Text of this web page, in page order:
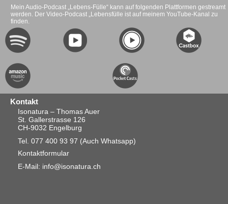
Mein Audio-Podcast „Lebens-Fülle“ kann auf folgenden Plattformen gestreamt
werden. Der Video-Podcast „Lebensfülle ist auf meinem YouTube-Kanal zu
finden.
Kontakt
Isonatura – Thomas Auer
St. Gallerstrasse 126
CH-9032 Engelburg
Tel. 077 400 93 97 (Auch Whatsapp)
Kontaktformular
E-Mail: info@isonatura.ch